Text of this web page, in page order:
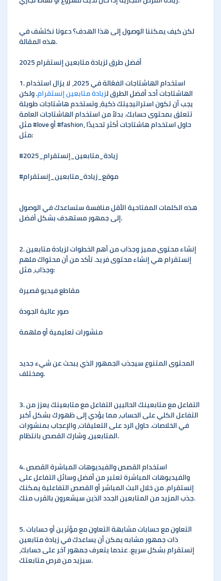
لكن كيف يمكننا الوصول إلى هذا الهدف؟ دعونا نكتشف في
هذه المقالة.
أفضل طرق لزيادة متابعين إنستقرام 2025
1. استخدام الهاشتاجات الفعّالة في 2025، لا يزال استخدام
الهاشتاجات أحد أفضل الطرق لزيادة متابعين إنستقرام. ولكن
يجب أن تكون استراتيجيتك ذكية، وتستخدم هاشتاجات طويلة
تتعلق بمحتوى حسابك. بدلاً من استخدام الهاشتاجات العامة
مثل #love أو #fashion، حاول استخدام هاشتاجات أكثر تحديدًا
مثل:
#زيادة_متابعين_إنستقرام_2025
#موقع_زيادة_متابعين_إنستقرام
هذه الكلمات المفتاحية الأقل منافسة ستساعدك في الوصول
إلى جمهور مستهدف بشكل أفضل.
2. إنشاء محتوى مميز وجذاب من أهم الخطوات لزيادة متابعين
إنستقرام هي إنشاء محتوى فريد. تأكد من أن محتواك ملهم
وجذاب، مثل:
مقاطع فيديو قصيرة
صور عالية الجودة
منشورات تعليمية أو ملهمة
المحتوى المتنوع سيجذب الجمهور الذي يبحث عن شيء جديد
ومختلف.
3. التفاعل مع متابعينك الحاليين التفاعل مع متابعينك يعزز من
التفاعل الكلي على الحساب، مما يؤدي إلى ظهورك بشكل أكبر
في الخلاصات. حاول الرد على التعليقات، والإعجاب بمنشورات
المتابعين، وشارك القصص بانتظام.
4. استخدام القصص والفيديوهات المباشرة القصص
والفيديوهات المباشرة تعتبر من أفضل وسائل التفاعل على
إنستقرام. من خلال البث المباشر أو القصص التفاعلية يمكنك
جذب المزيد من المتابعين الجدد الذين سيشعرون بالقرب منك.
5. التعاون مع حسابات مشابهة التعاون مع مؤثرين أو حسابات
ذات جمهور مشابه يمكن أن يساعدك في زيادة متابعين
إنستقرام بشكل سريع. عندما يتعرف جمهور آخر على حسابك،
سيزيد من فرص متابعتك.